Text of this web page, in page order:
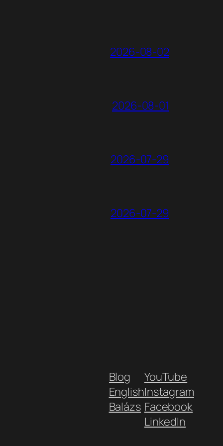
2026-08-02
2026-08-01
2026-07-29
2026-07-29
Blog
English
Balázs
YouTube
Instagram
Facebook
LinkedIn